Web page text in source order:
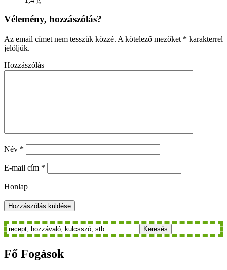
Vélemény, hozzászólás?
Az email címet nem tesszük közzé. A kötelező mezőket * karakterrel
jelöljük.
Hozzászólás
Név *
E-mail cím *
Honlap
Keresés
Fő Fogások